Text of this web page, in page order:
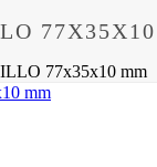
77x35x10 mm